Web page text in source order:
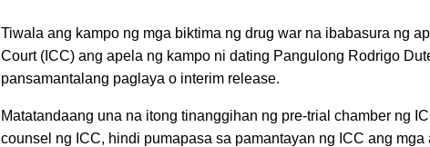
Tiwala ang kampo ng mga biktima ng drug war na ibabasura ng
Court (ICC) ang apela ng kampo ni dating Pangulong Rodrigo
pansamantalang paglaya o interim release.
Matatandaang una na itong tinanggihan ng pre-trial chamber ng
counsel ng ICC, hindi pumapasa sa pamantayan ng ICC ang